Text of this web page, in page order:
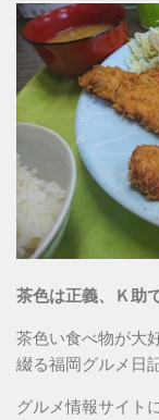
茶色は正義、Ｋ助で
茶色い食べ物が大
綴る福岡グルメ日記
グルメ情報サイト